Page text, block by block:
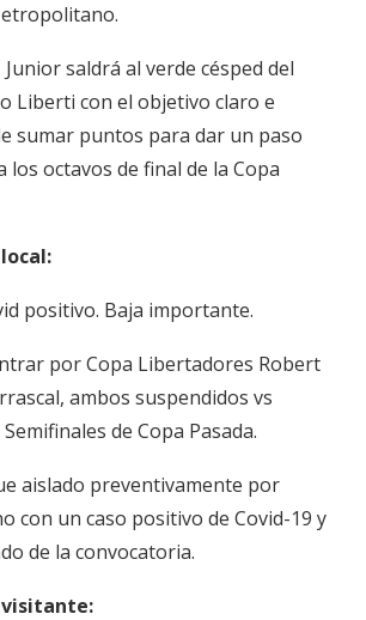
saldrá al verde césped del
Liberti con el objetivo claro e
sumar puntos para dar un paso
octavos de final de la Copa
positivo. Baja importante.
por Copa Libertadores Robert
ambos suspendidos vs
de Copa Pasada.
aislado preventivamente por
con un caso positivo de Covid-19 y
de la convocatoria.
visitante: